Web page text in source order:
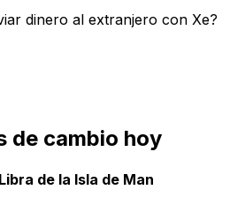
dinero al extranjero con Xe?
de cambio hoy
de la Isla de Man